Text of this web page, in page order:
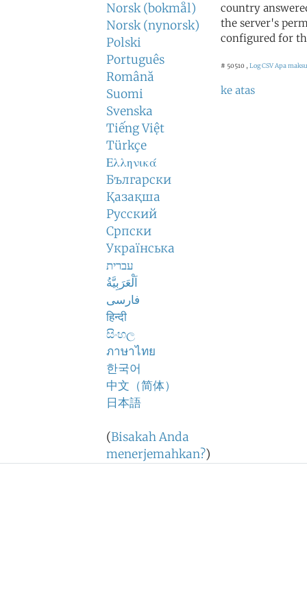
Norsk (bokmål)
Norsk (nynorsk)
Polski
Português
Română
Suomi
Svenska
Tiếng Việt
Türkçe
Ελληνικά
Български
Қазақша
Русский
Српски
Українська
עברית
اَلْعَرَبِيَّةُ
فارسی
हिन्दी
සිංහල
ภาษาไทย
한국어
中文（简体）
日本語
(Bisakah Anda
menerjemahkan?)
country
the server's
configured for
# 50510 , Log CSVApa
ke atas